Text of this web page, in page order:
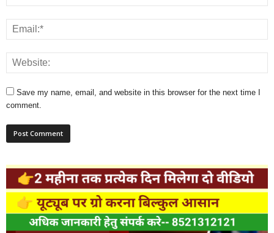
Save my name, email, and website in this browser for the next time I
comment.